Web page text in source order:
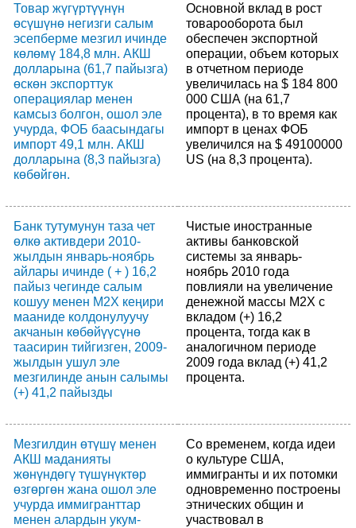
Товар жүгүртүүнүн
өсүшүнө негизги салым
эсепберме мезгил ичинде
көлөмү 184,8 млн. АКШ
долларына (61,7 пайызга)
өскөн экспорттук
операциялар менен
камсыз болгон, ошол эле
учурда, ФОБ баасындагы
импорт 49,1 млн. АКШ
долларына (8,3 пайызга)
көбөйгөн.
Основной вклад в рост
товарооборота был
обеспечен экспортной
операции, объем которых
в отчетном периоде
увеличилась на $ 184 800
000 США (на 61,7
процента), в то время как
импорт в ценах ФОБ
увеличился на $ 49100000
US (на 8,3 процента).
Банк тутумунун таза чет
өлкө активдери 2010-
жылдын январь-ноябрь
айлары ичинде ( + ) 16,2
пайыз чегинде салым
кошуу менен М2Х кеңири
мааниде колдонулуучу
акчанын көбөйүүсүнө
таасирин тийгизген, 2009-
жылдын ушул эле
мезгилинде анын салымы
(+) 41,2 пайызды
Чистые иностранные
активы банковской
системы за январь-
ноябрь 2010 года
повлияли на увеличение
денежной массы М2Х с
вкладом (+) 16,2
процента, тогда как в
аналогичном периоде
2009 года вклад (+) 41,2
процента.
Мезгилдин өтүшү менен
АКШ маданияты
жөнүндөгү түшүнүктөр
өзгөргөн жана ошол эле
учурда иммигранттар
менен алардын укум-
Со временем, когда идеи
о культуре США,
иммигранты и их потомки
одновременно построены
этнических общин и
участвовал в